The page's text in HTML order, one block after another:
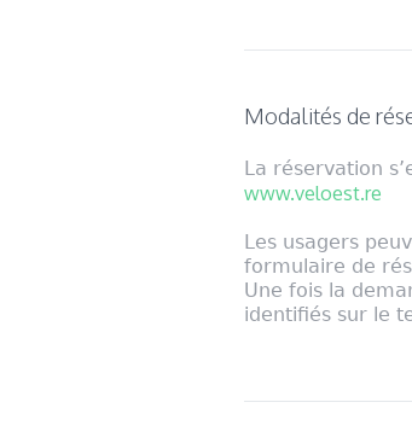
Modalités de
La réservation
www.veloest.re
Les usagers
formulaire de
Une fois la
identifiés sur le